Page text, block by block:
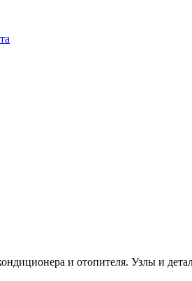
и отопителя. Узлы и